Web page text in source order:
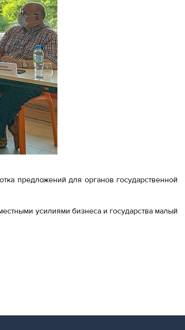
предложений для органов государственной
усилиями бизнеса и государства малый